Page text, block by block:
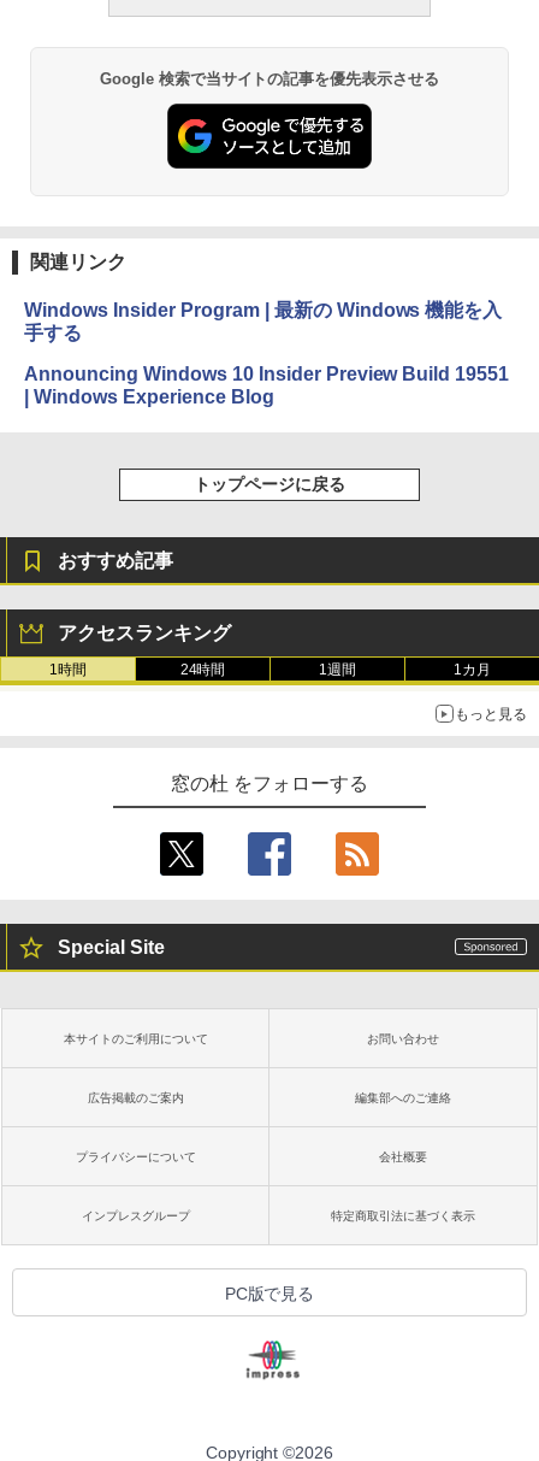
ClaudeCode いちばんやさしい 教科書:
非エンジニア 初心者 素人 でも安心 使い
方 マニュアル AI副業にもコンテンツ作成
にもKindle出版にも！ 非エンジニアのた
めのAIコーディング入門シリーズ
ェクトリストと最新エミュレータ紹介
￥2,326
￥19,980
Kindle Paperwhite シグニチャーエディ
ション (32GB) 7インチディスプレイ、明
イ、色調調節ライト、最大8週間持続バッ
テリー、広告無し、ブラック (2025年発
￥39,980
New Amazon Kindle Scribe Colorsoft |
き、グラファイト
￥115,980
Google 検索で当サイトの記事を優先表示させる
関連リンク
Windows Insider Program | 最新の Windows 機能を入
手する
Announcing Windows 10 Insider Preview Build 19551
| Windows Experience Blog
トップページに戻る
おすすめ記事
アクセスランキング
1時間 24時間 1週間 1カ月
もっと見る
窓の杜 をフォローする
Special Site
本サイトのご利用について お問い合わせ
広告掲載のご案内 編集部へのご連絡
プライバシーについて 会社概要
インプレスグループ 特定商取引法に基づく表示
PC版で見る
Copyright ©2026